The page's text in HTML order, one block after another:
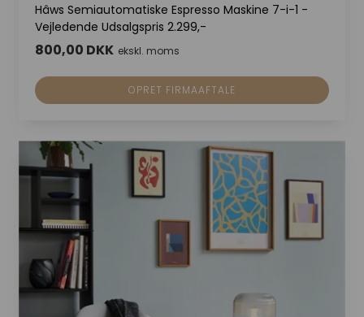
Hâws Semiautomatiske Espresso Maskine 7-i-1 -
Vejledende Udsalgspris 2.299,-
800,00 DKK ekskl. moms
OPRET FIRMAAFTALE